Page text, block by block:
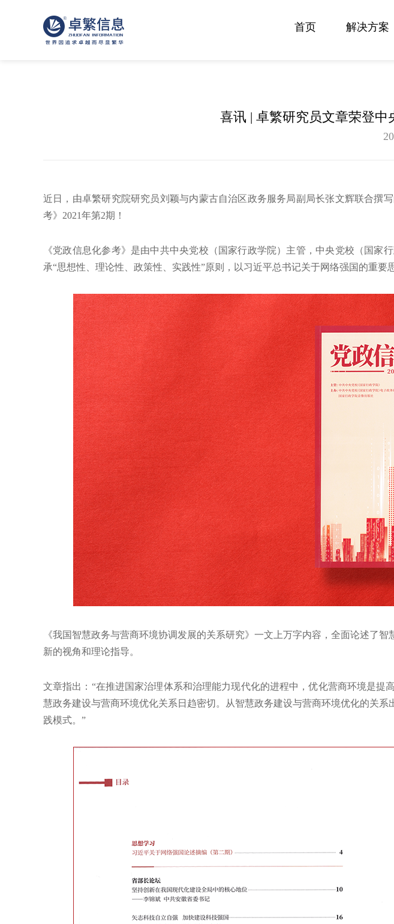
首页 解决方案
喜讯 | 卓繁研究员文章荣登中
近日，由卓繁研究院研究员刘颖与内蒙古自治区政务服务局副局长张文辉联合撰
考》2021年第2期！
《党政信息化参考》是由中共中央党校（国家行政学院）主管，中央党校（国
承“思想性、理论性、政策性、实践性”原则，以习近平总书记关于网络强国的重
《我国智慧政务与营商环境协调发展的关系研究》一文上万字内容，全面论述了
新的视角和理论指导。
文章指出：“在推进国家治理体系和治理能力现代化的进程中，优化营商环境是
慧政务建设与营商环境优化关系日趋密切。从智慧政务建设与营商环境优化的关
践模式。”